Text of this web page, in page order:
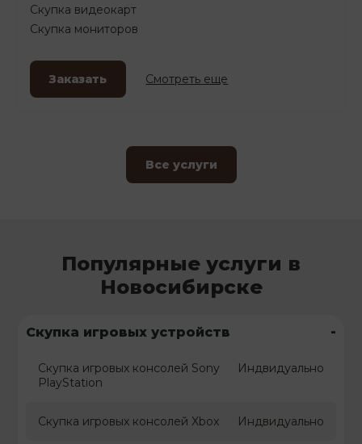
Скупка видеокарт
Скупка мониторов
Заказать Смотреть еще
Все услуги
Популярные услуги в
Новосибирске
Скупка игровых устройств -
Скупка игровых консолей Sony
PlayStation
Индвидуально
Скупка игровых консолей Xbox Индвидуально